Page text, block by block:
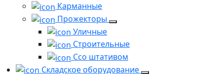
Карманные
Прожекторы
Уличные
Строительные
Ссо штативом
Складское оборудование